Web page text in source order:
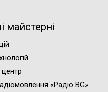
майстерні
«Радіо BG»